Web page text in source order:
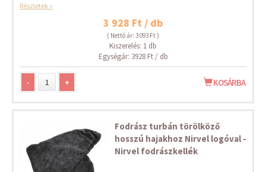
Részletek »
3 928 Ft / db
( Nettó ár: 3 093 Ft )
Kiszerelés: 1 db
Egységár: 3928 Ft / db
- + KOSÁRBA
Fodrász turbán törölköző
hosszú hajakhoz Nirvel logóval -
Nirvel fodrászkellék